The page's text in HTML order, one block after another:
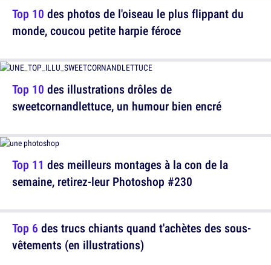
Top 10 des illustrations drôles de
sweetcornandlettuce, un humour bien encré
Top 6 des trucs chiants quand t'achètes des sous-
vêtements (en illustrations)
Top 10 des photos de l'oiseau le plus flippant du
monde, coucou petite harpie féroce
Top 11 des meilleurs montages à la con de la
semaine, retirez-leur Photoshop #230